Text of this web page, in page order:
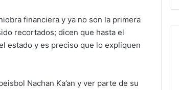
financiera y ya no son la primera
recortados; dicen que hasta el
estado y es preciso que lo expliquen
Nachan Ka’an y ver parte de su